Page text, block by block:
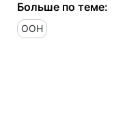
Больше по теме:
ООН